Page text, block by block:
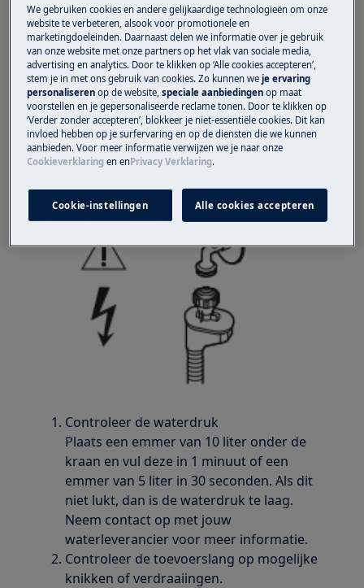
verbindingsstuk naast de kraan/klep.
Raadpleeg de gebruiksaanwijzing voor
meer info, klik rechts van dit artikel op
"Vind de gebruikershandleiding".
Trek de stekker uit het stopcontact!
Draai de waterkraan dicht en verwijder de
watertoevoerslang.
De toevoerfilter moet schoon en vrij zijn
Controleer de waterdruk
Plaats een emmer van 10 liter onder de
kraan en vul deze in 1 minuut of een
emmer van 5 liter in 30 seconden. Als dit
niet lukt, dan is de waterdruk te laag.
Neem contact op met jouw
waterleverancier voor meer informatie.
Controleer de toevoerslang op mogelijke
knikken of verdraaiingen.
We gebruiken cookies en andere gelijkaardige technologieën om onze
website te verbeteren, alsook voor promotionele en
marketingdoeleinden. Daarnaast delen we informatie over je gebruik
van onze website met onze partners op het vlak van sociale media,
advertising en analytics. Door te klikken op ‘Alle cookies accepteren’,
stem je in met ons gebruik van cookies. Zo kunnen weje ervaring
personaliseren op de website,speciale aanbiedingen op maat
voorstellen en je gepersonaliseerde reclame tonen. Door te klikken op
‘Verder zonder accepteren’, blokkeer je niet-essentiële cookies. Dit kan
invloed hebben op je surfervaring en op de diensten die we kunnen
aanbieden. Voor meer informatie verwijzen we je naar onze
Cookieverklaring enenPrivacy Verklaring.
Cookie-instellingen Alle cookies accepteren